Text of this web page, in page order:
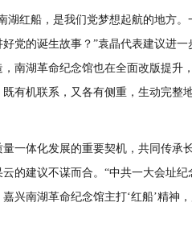
红船，是我们党梦想起航的地方。
党的诞生故事？”袁晶代表建议进一
南湖革命纪念馆也在全面改版提升
有机联系，又各有侧重，生动完整
体化发展的重要契机，共同传承
的建议不谋而合。“中共一大会址纪
兴南湖革命纪念馆主打‘红船’精神